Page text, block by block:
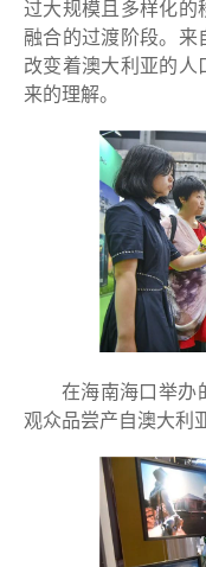
过大规模且多样化
融合的过渡阶段。来
改变着澳大利亚的
来的理解。
在海南海口举办
观众品尝产自澳大利